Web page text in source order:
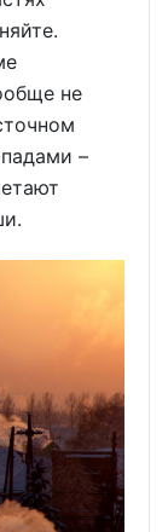
не
–